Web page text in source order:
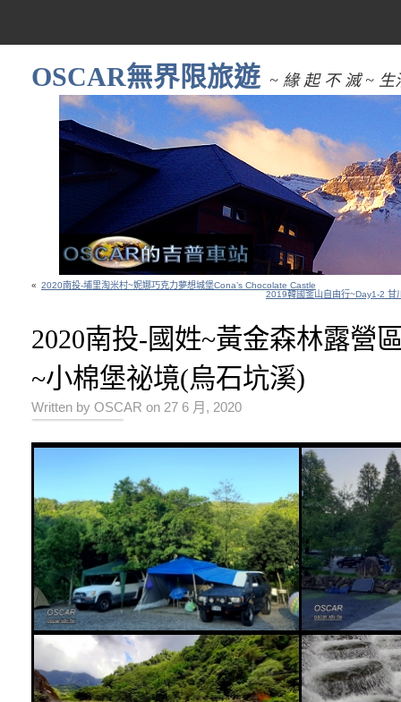
OSCAR無界限旅遊 ~ 緣 起 不 滅 ~ 生
« 2020南投-埔里淘米村~妮娜巧克力夢想城堡Cona’s Chocolate Castle
2019韓國釜山自由行~Day1-2 甘
2020南投-國姓~黃金森林露營
~小棉堡祕境(烏石坑溪)
Written by OSCAR on 27 6 月, 2020